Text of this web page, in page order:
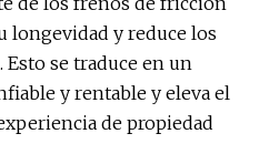
longevidad y reduce los
se traduce en un
y rentable y eleva el
de propiedad